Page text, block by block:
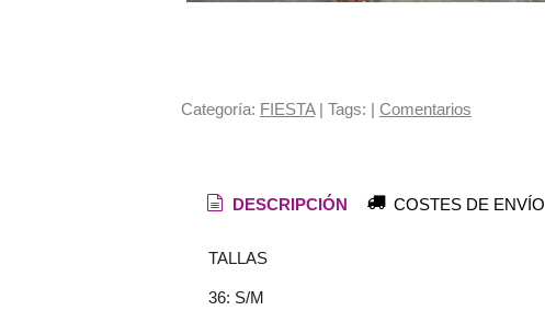
Categoría: FIESTA| Tags: | Comentarios
DESCRIPCIÓN COSTES DE ENVÍO
TALLAS
36: S/M